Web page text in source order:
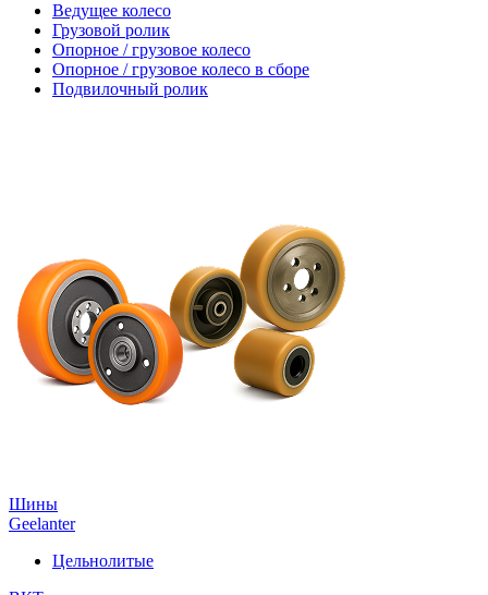
Ведущее колесо
Грузовой ролик
Опорное / грузовое колесо
Опорное / грузовое колесо в сборе
Подвилочный ролик
Шины
Geelanter
Цельнолитые